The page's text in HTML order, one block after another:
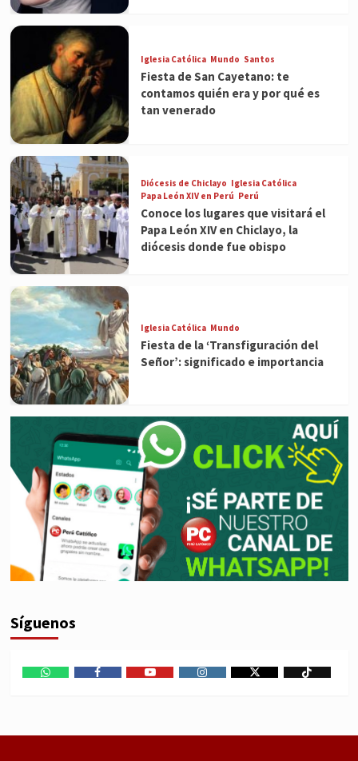
Iglesia Católica Mundo Santos
Fiesta de San Cayetano: te
contamos quién era y por qué es
tan venerado
Diócesis de Chiclayo Iglesia Católica
Papa León XIV en Perú Perú
Conoce los lugares que visitará el
Papa León XIV en Chiclayo, la
diócesis donde fue obispo
Iglesia Católica Mundo
Fiesta de la ‘Transfiguración del
Señor’: significado e importancia
Síguenos